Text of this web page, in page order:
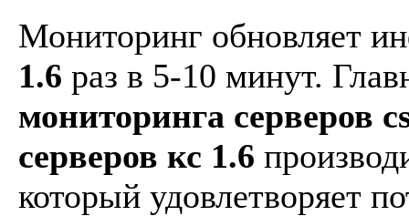
Мониторинг обновляет
1.6 раз в 5-10 минут.
мониторинга серверов
серверов кс 1.6
который удовлетворяет